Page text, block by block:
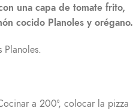
una capa de tomate frito,
cocido Planoles y orégano.
a 200°, colocar la pizza